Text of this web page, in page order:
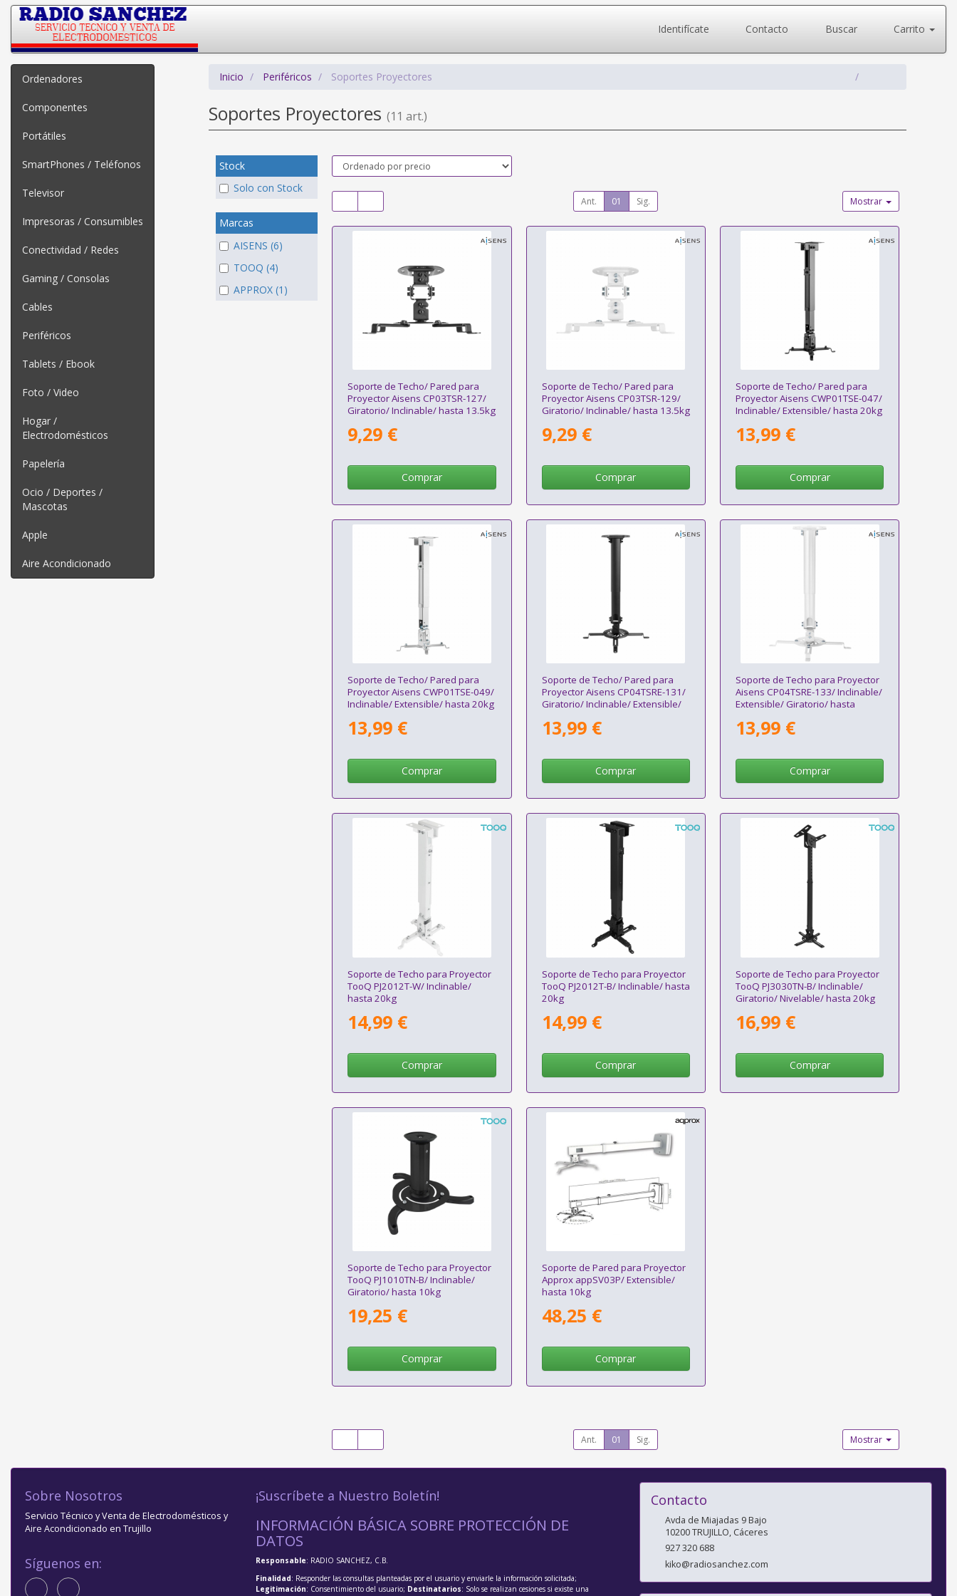
Identifícate Contacto Buscar Carrito
Ordenadores
Componentes
Portátiles
SmartPhones / Teléfonos
Televisor
Impresoras / Consumibles
Conectividad / Redes
Gaming / Consolas
Cables
Periféricos
Tablets / Ebook
Foto / Video
Hogar /
Electrodomésticos
Papelería
Ocio / Deportes /
Mascotas
Apple
Aire Acondicionado
Inicio Periféricos Soportes Proyectores
Soportes Proyectores (11 art.)
Stock
Solo con Stock
Marcas
AISENS (6)
TOOQ (4)
APPROX (1)
Ant. 01 Sig. Mostrar
Soporte de Techo/ Pared para
Proyector Aisens CP03TSR-127/
Giratorio/ Inclinable/ hasta 13.5kg
9,29 €
Comprar
Soporte de Techo/ Pared para
Proyector Aisens CP03TSR-129/
Giratorio/ Inclinable/ hasta 13.5kg
9,29 €
Comprar
Soporte de Techo/ Pared para
Proyector Aisens CWP01TSE-047/
Inclinable/ Extensible/ hasta 20kg
13,99 €
Comprar
Soporte de Techo/ Pared para
Proyector Aisens CWP01TSE-049/
Inclinable/ Extensible/ hasta 20kg
13,99 €
Comprar
Soporte de Techo/ Pared para
Proyector Aisens CP04TSRE-131/
Giratorio/ Inclinable/ Extensible/
13,99 €
Comprar
Soporte de Techo para Proyector
Aisens CP04TSRE-133/ Inclinable/
Extensible/ Giratorio/ hasta
13,99 €
Comprar
Soporte de Techo para Proyector
TooQ PJ2012T-W/ Inclinable/
hasta 20kg
14,99 €
Comprar
Soporte de Techo para Proyector
TooQ PJ2012T-B/ Inclinable/ hasta
20kg
14,99 €
Comprar
Soporte de Techo para Proyector
TooQ PJ3030TN-B/ Inclinable/
Giratorio/ Nivelable/ hasta 20kg
16,99 €
Comprar
Soporte de Techo para Proyector
TooQ PJ1010TN-B/ Inclinable/
Giratorio/ hasta 10kg
19,25 €
Comprar
Soporte de Pared para Proyector
Approx appSV03P/ Extensible/
hasta 10kg
48,25 €
Comprar
Ant. 01 Sig. Mostrar
Sobre Nosotros
Servicio Técnico y Venta de Electrodomésticos y
Aire Acondicionado en Trujillo
Síguenos en:
¡Suscríbete a Nuestro Boletín!
INFORMACIÓN BÁSICA SOBRE PROTECCIÓN DE
DATOS
Responsable: RADIO SANCHEZ, C.B.
Finalidad: Responder las consultas planteadas por el usuario y enviarle la información solicitada;
Legitimación: Consentimiento del usuario; Destinatarios: Solo se realizan cesiones si existe una
Contacto
Avda de Miajadas 9 Bajo
10200TRUJILLO, Cáceres
927 320 688
kiko@radiosanchez.com